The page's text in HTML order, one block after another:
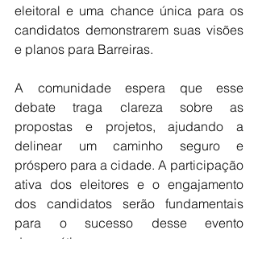
eleitoral e uma chance única para os
candidatos demonstrarem suas visões
e planos para Barreiras.
A comunidade espera que esse
debate traga clareza sobre as
propostas e projetos, ajudando a
delinear um caminho seguro e
próspero para a cidade. A participação
ativa dos eleitores e o engajamento
dos candidatos serão fundamentais
para o sucesso desse evento
democrático.